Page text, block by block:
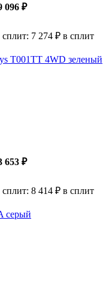
096 ₽
7 274 ₽ в сплит
T001TT 4WD зеленый
653 ₽
8 414 ₽ в сплит
серый